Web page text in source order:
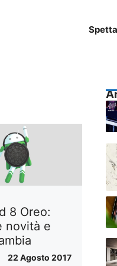
8 Oreo:
novità e
22 Agosto 2017